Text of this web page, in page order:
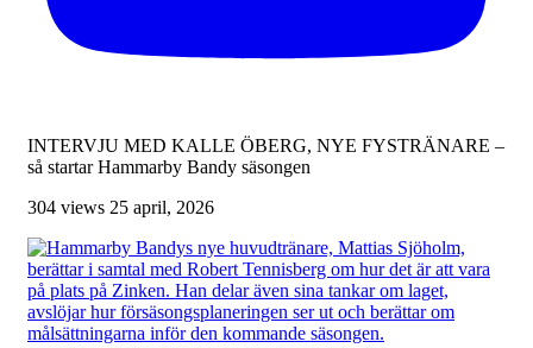
INTERVJU MED KALLE ÖBERG, NYE FYSTRÄNARE –
så startar Hammarby Bandy säsongen
304 views 25 april, 2026